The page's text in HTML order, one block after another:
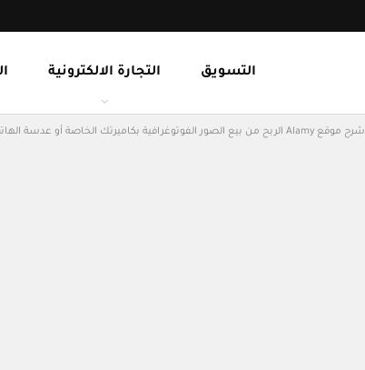
التجارة الالكترونية التسويق
شرح موقع Alamy الربح من بيع الصور الفوتوغرافية بكاميرتك الخاصة أو عدسة الهاتف